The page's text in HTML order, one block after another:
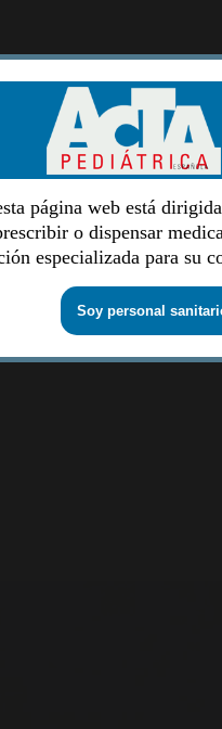
página web está
o dispensar
especializada para su
Soy personal